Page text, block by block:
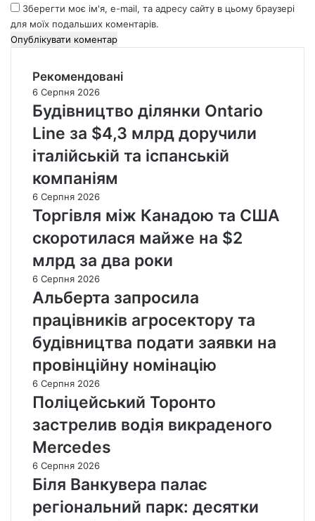
Зберегти моє ім'я, e-mail, та адресу сайту в цьому браузері
для моїх подальших коментарів.
Рекомендовані
6 Серпня 2026
Будівництво ділянки Ontario
Line за $4,3 млрд доручили
італійській та іспанській
компаніям
6 Серпня 2026
Торгівля між Канадою та США
скоротилася майже на $2
млрд за два роки
6 Серпня 2026
Альберта запросила
працівників агросектору та
будівництва подати заявки на
провінційну номінацію
6 Серпня 2026
Поліцейський Торонто
застрелив водія викраденого
Mercedes
6 Серпня 2026
Біля Ванкувера палає
регіональний парк: десятки